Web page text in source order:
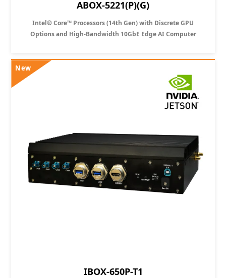
ABOX-5221(P)(G)
Intel® Core™ Processors (14th Gen) with Discrete GPU
Options and High-Bandwidth 10GbE Edge AI Computer
New
IBOX-650P-T1